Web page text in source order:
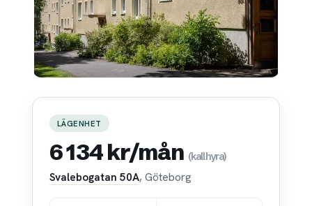
LÄGENHET
6 134 kr/mån (kallhyra)
Svalebogatan 50A, Göteborg